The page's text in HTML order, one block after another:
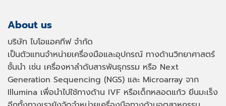
About us
บริษัท ไบโอแอคทีฟ จำกัด
เป็นตัวแทนจำหน่ายเครื่องมือและอุปกรณ์ ทางด้านวิทยาศาสตร์
ชั้นนำ เช่น เครื่องหาลำดับสารพันธุกรรม หรือ Next
Generation Sequencing (NGS) และ Microarray จาก
Illumina เพื่อนำไปใช้ทางด้าน IVF หรือเด็กหลอดแก้ว ยีนมะเร็ง